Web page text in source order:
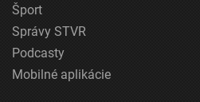
Šport
Správy STVR
Podcasty
Mobilné aplikácie